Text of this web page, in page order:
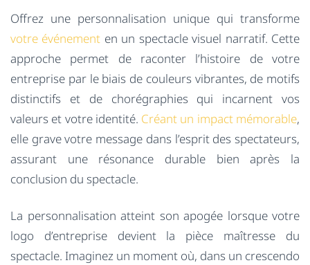
Offrez une personnalisation unique qui transforme
votre événement en un spectacle visuel narratif. Cette
approche permet de raconter l’histoire de votre
entreprise par le biais de couleurs vibrantes, de motifs
distinctifs et de chorégraphies qui incarnent vos
valeurs et votre identité. Créant un impact mémorable,
elle grave votre message dans l’esprit des spectateurs,
assurant une résonance durable bien après la
conclusion du spectacle.
La personnalisation atteint son apogée lorsque votre
logo d’entreprise devient la pièce maîtresse du
spectacle. Imaginez un moment où, dans un crescendo